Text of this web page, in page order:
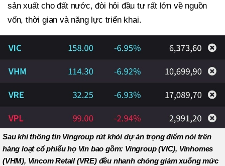
sản xuất cho đất nước, đòi hỏi đầu tư rất lớn về nguồn
vốn, thời gian và năng lực triển khai.
Sau khi thông tin Vingroup rút khỏi dự án trọng điểm nói trên
hàng loạt cổ phiếu họ Vin bao gồm: Vingroup (VIC), Vinhomes
(VHM), Vincom Retail (VRE) đều nhanh chóng giảm xuống mức